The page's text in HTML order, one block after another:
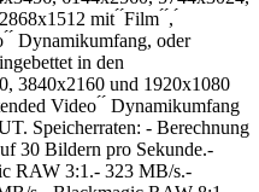
mit ́ ́Film ́ ́,
Dynamikumfang, oder
in den
3840x2160 und 1920x1080
Video ́ ́ Dynamikumfang
Speicherraten: - Berechnung
30 Bildern pro Sekunde.-
RAW 3:1.- 323 MB/s.-